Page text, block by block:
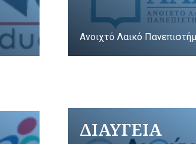
Ανοιχτό Λαικό
ΔΙΑΥΓΕΙΑ